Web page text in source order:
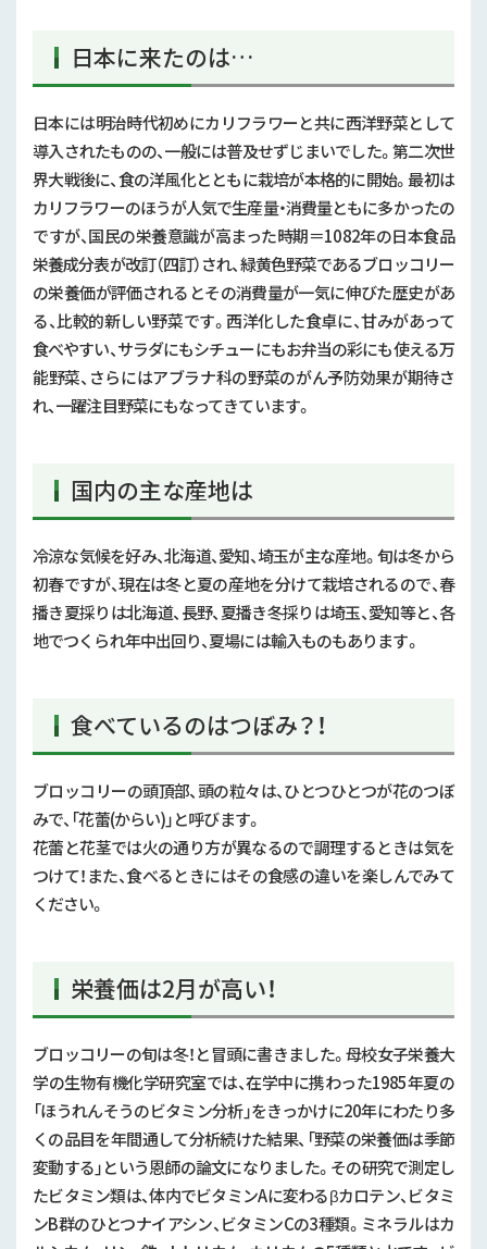
日本に来たのは…
日本には明治時代初めにカリフラワーと共に西洋野菜として
導入されたものの、一般には普及せずじまいでした。第二次世
界大戦後に、食の洋風化とともに栽培が本格的に開始。最初は
カリフラワーのほうが人気で生産量・消費量ともに多かったの
ですが、国民の栄養意識が高まった時期＝1082年の日本食品
栄養成分表が改訂（四訂）され、緑黄色野菜であるブロッコリー
の栄養価が評価されるとその消費量が一気に伸びた歴史があ
る、比較的新しい野菜です。西洋化した食卓に、甘みがあって
食べやすい、サラダにもシチューにもお弁当の彩にも使える万
能野菜、さらにはアブラナ科の野菜のがん予防効果が期待さ
れ、一躍注目野菜にもなってきています。
国内の主な産地は
冷涼な気候を好み、北海道、愛知、埼玉が主な産地。旬は冬から
初春ですが、現在は冬と夏の産地を分けて栽培されるので、春
播き夏採りは北海道、長野、夏播き冬採りは埼玉、愛知等と、各
地でつくられ年中出回り、夏場には輸入ものもあります。
食べているのはつぼみ？！
ブロッコリーの頭頂部、頭の粒々は、ひとつひとつが花のつぼ
みで、「花蕾(からい)」と呼びます。
花蕾と花茎では火の通り方が異なるので調理するときは気を
つけて！また、食べるときにはその食感の違いを楽しんでみて
ください。
栄養価は2月が高い！
ブロッコリーの旬は冬！と冒頭に書きました。母校女子栄養大
学の生物有機化学研究室では、在学中に携わった1985年夏の
「ほうれんそうのビタミン分析」をきっかけに20年にわたり多
くの品目を年間通して分析続けた結果、「野菜の栄養価は季節
変動する」という恩師の論文になりました。その研究で測定し
たビタミン類は、体内でビタミンAに変わるβカロテン、ビタミ
ンB群のひとつナイアシン、ビタミンCの3種類。ミネラルはカ